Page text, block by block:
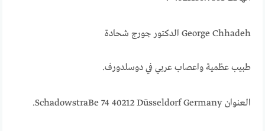
George Chhadeh الدكتور جورج شحادة
طبيب عظمية واعصاب عربي في دوسلدورف.
العنوان SchadowstraBe 74 40212 Düsseldorf Germany.